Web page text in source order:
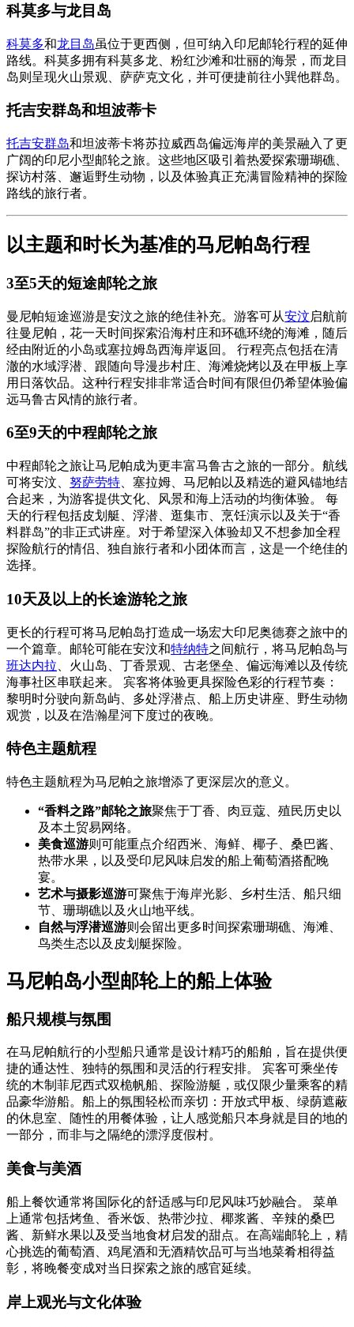
科莫多与龙目岛
科莫多和龙目岛虽位于更西侧，但可纳入印尼邮轮行程的延伸
路线。科莫多拥有科莫多龙、粉红沙滩和壮丽的海景，而龙目
岛则呈现火山景观、萨萨克文化，并可便捷前往小巽他群岛。
托吉安群岛和坦波蒂卡
托吉安群岛和坦波蒂卡将苏拉威西岛偏远海岸的美景融入了更
广阔的印尼小型邮轮之旅。这些地区吸引着热爱探索珊瑚礁、
探访村落、邂逅野生动物，以及体验真正充满冒险精神的探险
路线的旅行者。
以主题和时长为基准的马尼帕岛行程
3至5天的短途邮轮之旅
曼尼帕短途巡游是安汶之旅的绝佳补充。游客可从安汶 启航前
往曼尼帕，花一天时间探索沿海村庄和环礁环绕的海滩，随后
经由附近的小岛或塞拉姆岛西海岸返回。 行程亮点包括在清
澈的水域浮潜、跟随向导漫步村庄、海滩烧烤以及在甲板上享
用日落饮品。这种行程安排非常适合时间有限但仍希望体验偏
远马鲁古风情的旅行者。
6至9天的中程邮轮之旅
中程邮轮之旅让马尼帕成为更丰富马鲁古之旅的一部分。航线
可将安汶、 努萨劳特 、塞拉姆、马尼帕以及精选的避风锚地结
合起来，为游客提供文化、风景和海上活动的均衡体验。 每
天的行程包括皮划艇、浮潜、逛集市、烹饪演示以及关于“香
料群岛”的非正式讲座。对于希望深入体验却又不想参加全程
探险航行的情侣、独自旅行者和小团体而言，这是一个绝佳的
选择。
10天及以上的长途游轮之旅
更长的行程可将马尼帕岛打造成一场宏大印尼奥德赛之旅中的
一个篇章。邮轮可能在安汶和特纳特之间航行，将马尼帕岛与
班达内拉 、火山岛、丁香景观、古老堡垒、偏远海滩以及传统
海事社区串联起来。 宾客将体验更具探险色彩的行程节奏：
黎明时分驶向新岛屿、多处浮潜点、船上历史讲座、野生动物
观赏，以及在浩瀚星河下度过的夜晚。
特色主题航程
特色主题航程为马尼帕之旅增添了更深层次的意义。
“香料之路”邮轮之旅聚焦于丁香、肉豆蔻、殖民历史以
及本土贸易网络。
美食巡游则可能重点介绍西米、海鲜、椰子、桑巴酱、
热带水果，以及受印尼风味启发的船上葡萄酒搭配晚
宴。
艺术与摄影巡游可聚焦于海岸光影、乡村生活、船只细
节、珊瑚礁以及火山地平线。
自然与浮潜巡游则会留出更多时间探索珊瑚礁、海滩、
鸟类生态以及皮划艇探险。
马尼帕岛小型邮轮上的船上体验
船只规模与氛围
在马尼帕航行的小型船只通常是设计精巧的船舶，旨在提供便
捷的通达性、独特的氛围和灵活的行程安排。 宾客可乘坐传
统的木制菲尼西式双桅帆船、探险游艇，或仅限少量乘客的精
品豪华游船。船上的氛围轻松而亲切：开放式甲板、绿荫遮蔽
的休息室、随性的用餐体验，让人感觉船只本身就是目的地的
一部分，而非与之隔绝的漂浮度假村。
美食与美酒
船上餐饮通常将国际化的舒适感与印尼风味巧妙融合。 菜单
上通常包括烤鱼、香米饭、热带沙拉、椰浆酱、辛辣的桑巴
酱、新鲜水果以及受当地食材启发的甜点。在高端邮轮上，精
心挑选的葡萄酒、鸡尾酒和无酒精饮品可与当地菜肴相得益
彰，将晚餐变成对当日探索之旅的感官延续。
岸上观光与文化体验